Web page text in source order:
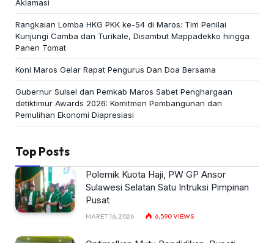
Aklamasi
Rangkaian Lomba HKG PKK ke-54 di Maros: Tim Penilai
Kunjungi Camba dan Turikale, Disambut Mappadekko hingga
Panen Tomat
Koni Maros Gelar Rapat Pengurus Dan Doa Bersama
Gubernur Sulsel dan Pemkab Maros Sabet Penghargaan
detiktimur Awards 2026: Komitmen Pembangunan dan
Pemulihan Ekonomi Diapresiasi
Top Posts
Polemik Kuota Haji, PW GP Ansor
Sulawesi Selatan Satu Intruksi Pimpinan
Pusat
MARET 16, 2026 6,590VIEWS